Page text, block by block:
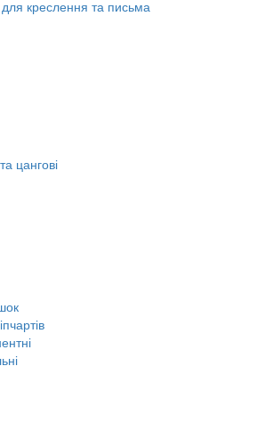
для креслення та письма
цангові